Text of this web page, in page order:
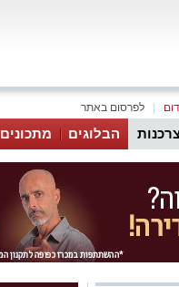
לפרסום באתר
הבלוגים מתכונים